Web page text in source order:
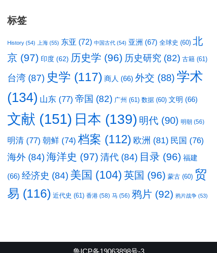
标签
History (54) 上海 (55) 东亚 (72) 中国古代 (54) 亚洲 (67) 全球史 (60) 北
京 (97) 印度 (62) 历史学 (96) 历史研究 (82) 古籍 (61)
台湾 (87) 史学 (117) 商人 (66) 外交 (88) 学术
(134) 山东 (77) 帝国 (82) 广州 (61) 数据 (60) 文明 (66)
文献 (151) 日本 (139) 明代 (90) 明朝 (56)
明清 (77) 朝鲜 (74) 档案 (112) 欧洲 (81) 民国 (76)
海外 (84)海洋史 (97) 清代 (84) 目录 (96) 福建
(66) 经济史 (84) 美国 (104) 英国 (96) 蒙古 (60) 贸
易 (116) 近代史 (61) 香港 (58) 马 (56) 鸦片 (92) 鸦片战争 (53)
鲁ICP备19063898号-3